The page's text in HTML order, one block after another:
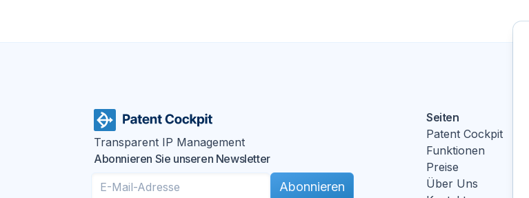
Transparent IP Management
Abonnieren Sie unseren Newsletter
Abonnieren
Seiten
Patent Cockpit
Funktionen
Preise
Über Uns